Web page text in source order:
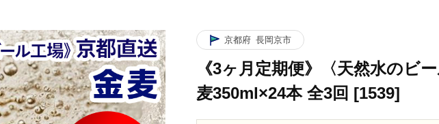
京都府 長岡京市
《3ヶ月定期便》〈天然水のビ
麦350ml×24本 全3回 [1539]